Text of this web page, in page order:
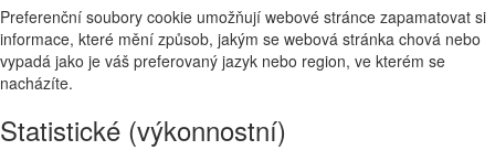
Preferenční soubory cookie umožňují webové stránce zapamatovat si
informace, které mění způsob, jakým se webová stránka chová nebo
vypadá jako je váš preferovaný jazyk nebo region, ve kterém se
nacházíte.
Statistické (výkonnostní)